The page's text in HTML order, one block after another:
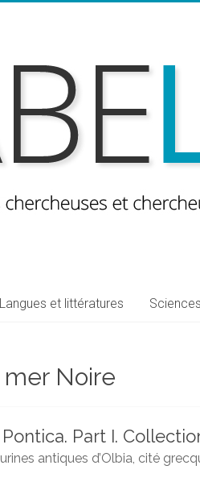
Langues et littératures
Noire
Part I.
antiques d’Olbia, cité